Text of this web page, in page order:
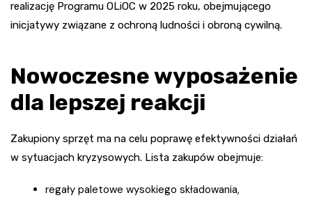
realizację Programu OLiOC w 2025 roku, obejmującego
inicjatywy związane z ochroną ludności i obroną cywilną.
Nowoczesne wyposażenie
dla lepszej reakcji
Zakupiony sprzęt ma na celu poprawę efektywności działań
w sytuacjach kryzysowych. Lista zakupów obejmuje:
regały paletowe wysokiego składowania,